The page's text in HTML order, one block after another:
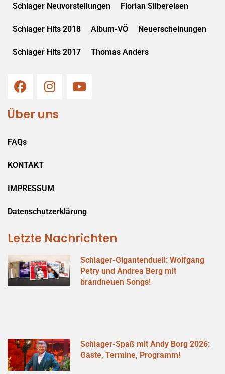
Schlager Neuvorstellungen Florian Silbereisen
Schlager Hits 2018 Album-VÖ Neuerscheinungen
Schlager Hits 2017 Thomas Anders
Über uns
FAQs
KONTAKT
IMPRESSUM
Datenschutzerklärung
Letzte Nachrichten
Schlager-Gigantenduell: Wolfgang
Petry und Andrea Berg mit
brandneuen Songs!
Schlager-Spaß mit Andy Borg 2026:
Gäste, Termine, Programm!